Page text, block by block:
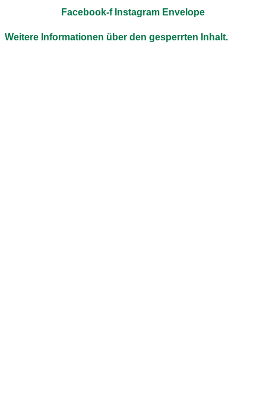
Facebook-f Instagram Envelope
Weitere Informationen über den gesperrten Inhalt.